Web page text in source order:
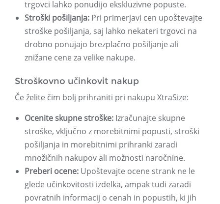
trgovci lahko ponudijo ekskluzivne popuste.
Stroški pošiljanja: Pri primerjavi cen upoštevajte
stroške pošiljanja, saj lahko nekateri trgovci na
drobno ponujajo brezplačno pošiljanje ali
znižane cene za velike nakupe.
Stroškovno učinkovit nakup
Če želite čim bolj prihraniti pri nakupu XtraSize:
Ocenite skupne stroške: Izračunajte skupne
stroške, vključno z morebitnimi popusti, stroški
pošiljanja in morebitnimi prihranki zaradi
množičnih nakupov ali možnosti naročnine.
Preberi ocene: Upoštevajte ocene strank ne le
glede učinkovitosti izdelka, ampak tudi zaradi
povratnih informacij o cenah in popustih, ki jih